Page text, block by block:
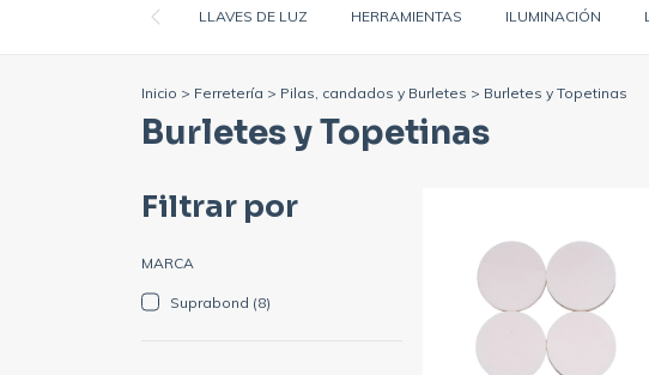
LLAVES DE LUZ HERRAMIENTAS ILUMINACIÓN
Inicio > Ferretería > Pilas, candados y Burletes > Burletes y Topetinas
Burletes y Topetinas
Filtrar por
MARCA
Suprabond (8)